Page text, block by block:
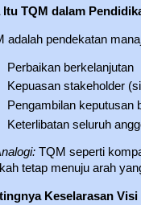
Itu TQM dalam
adalah pendekatan
Perbaikan berkelanjutan
Kepuasan stakeholder
Pengambilan keputusan
Keterlibatan seluruh
TQM seperti
tetap menuju arah
Keselarasan